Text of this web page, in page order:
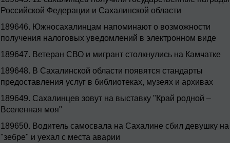
Российской Федерации и Сахалинской области
189646. Южносахалинцам напоминают о возможности
получения налоговых уведомлений в электронном виде
189647. Ветеран СВО и мигрант столкнулись на Камчатке
189648. В Сахалинской области появятся стандарты
предоставления услуг в библиотеках, музеях и архивах
189649. Сахалинцев зовут на выставку "Край родной –
Вселенная моя"
189650. Водитель самосвала на Сахалине сбил девушку на
"зебре" и уехал с места аварии